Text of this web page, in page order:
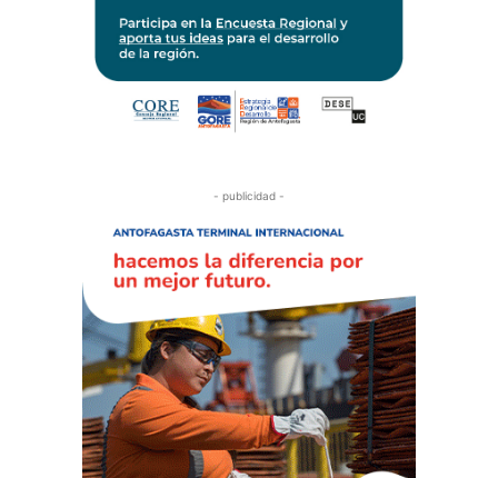
- publicidad -